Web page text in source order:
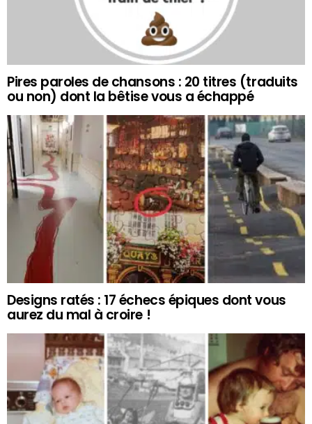
Pires paroles de chansons : 20 titres (traduits
ou non) dont la bêtise vous a échappé
Designs ratés : 17 échecs épiques dont vous
aurez du mal à croire !